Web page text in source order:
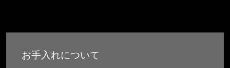
お手入れについて